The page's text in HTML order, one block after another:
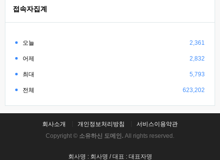
접속자집계
오늘 2,361
어제 2,832
최대 5,793
전체 623,202
회사소개 개인정보처리방침
서비스이용약관
Copyright © 소유하신 도메인. All rights reserved.
회사명 : 회사명 / 대표 : 대표자명